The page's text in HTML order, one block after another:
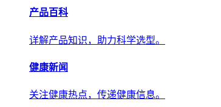
健康新闻
关注健康热点，传递权威健康信息。
合作案例
精选合作案例，见证客户成功。